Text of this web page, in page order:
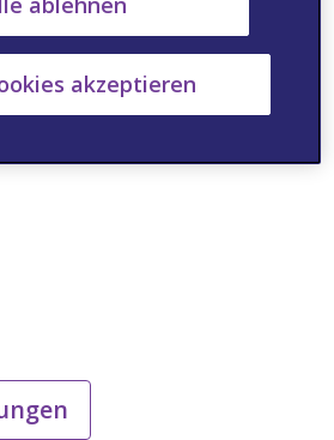
akzeptieren